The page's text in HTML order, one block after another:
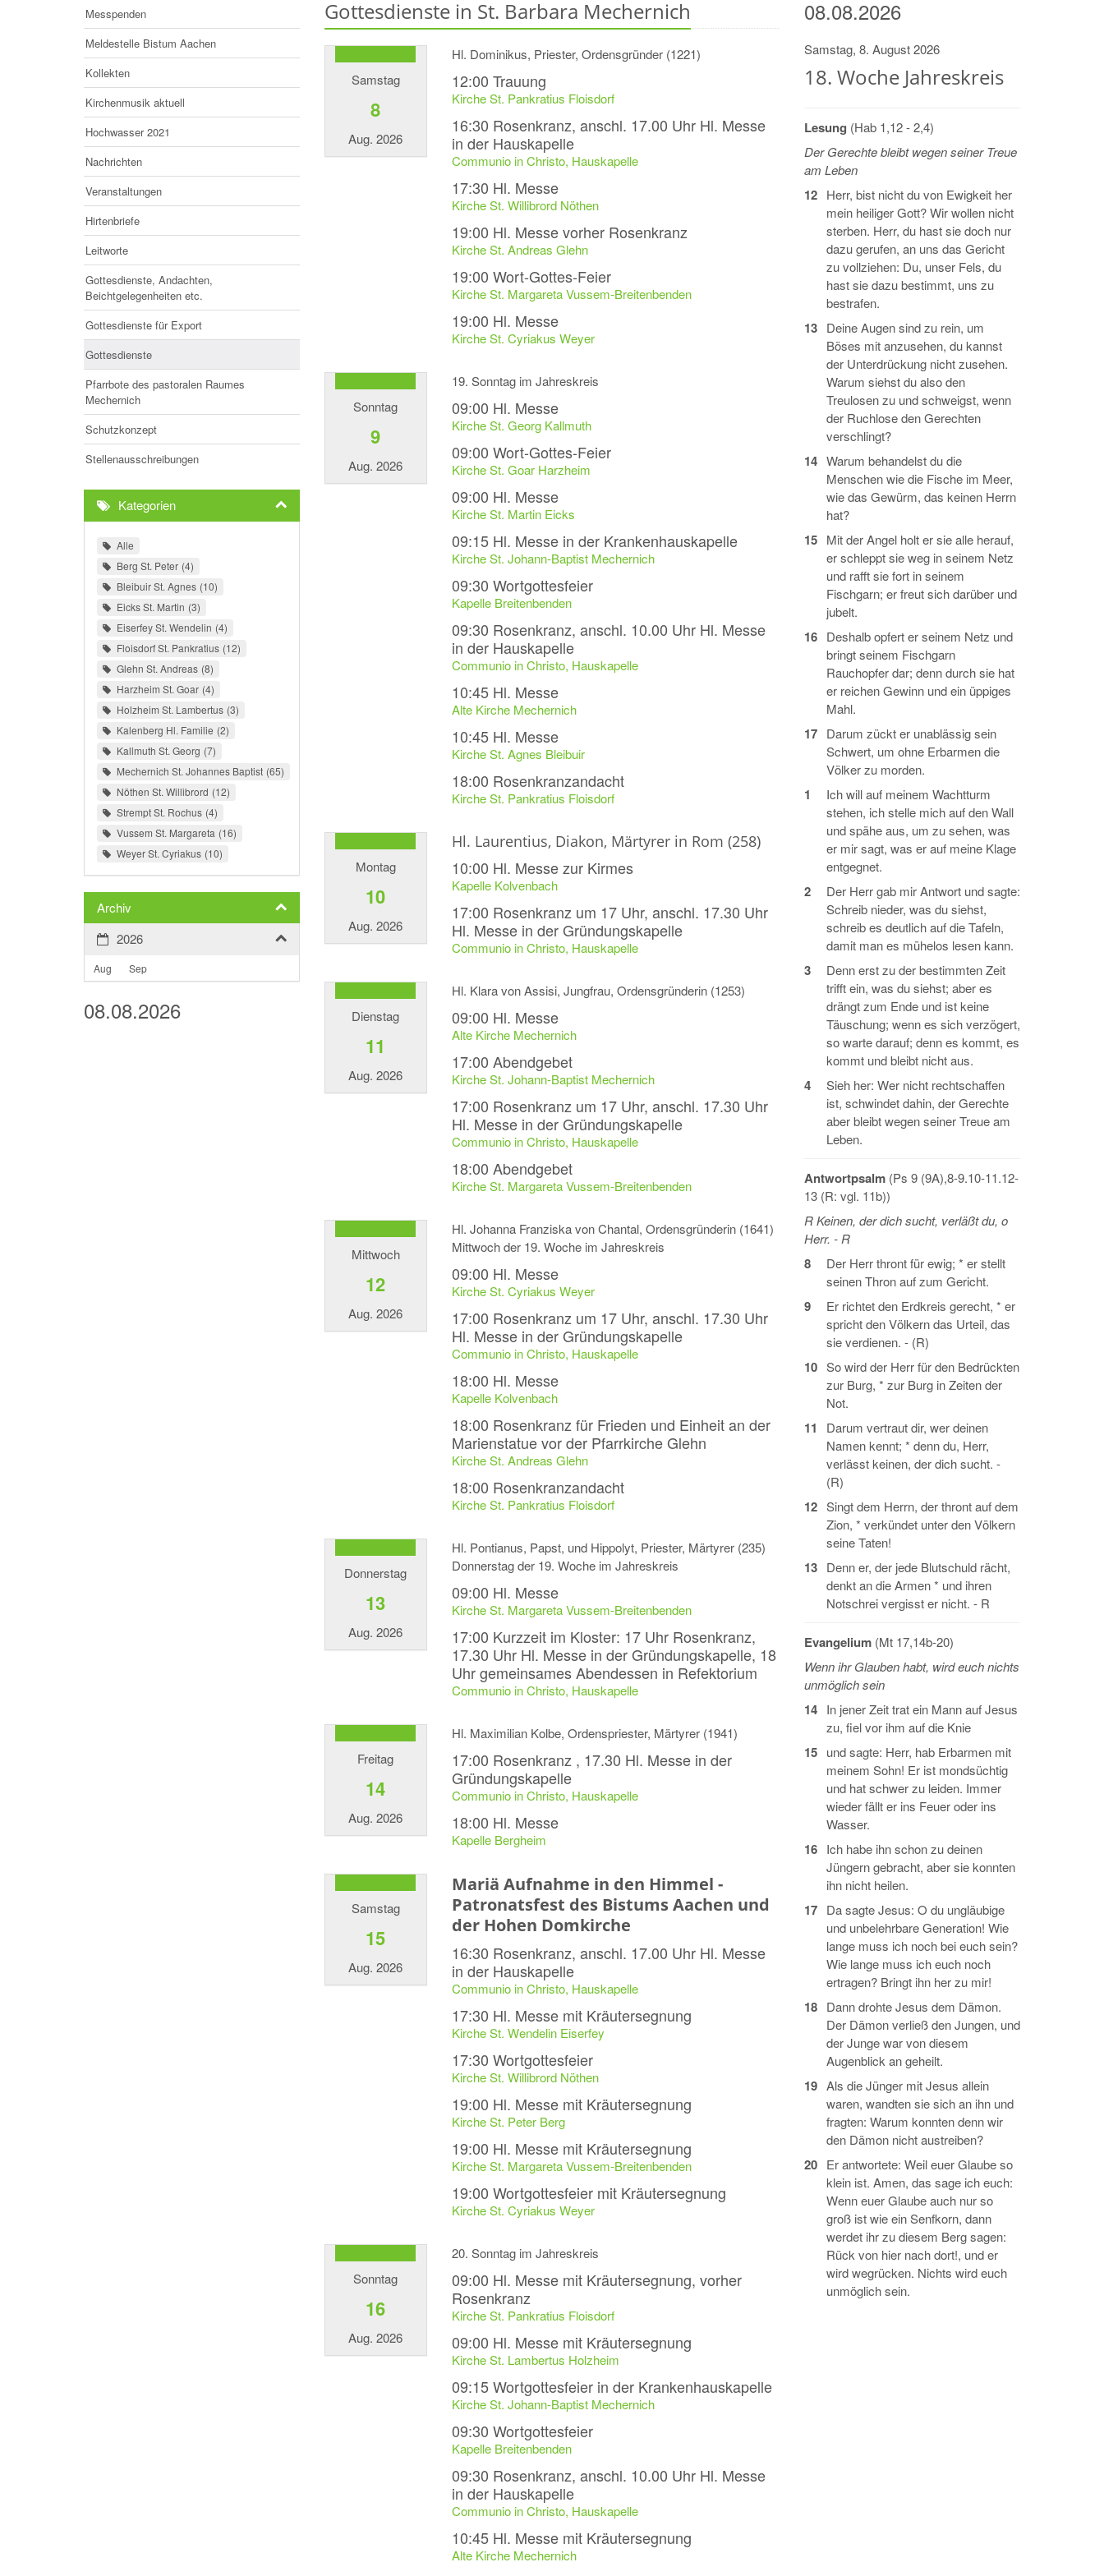
Gottesdienste in St. Barbara Mechernich
Samstag
8
Aug. 2026
Hl. Dominikus, Priester, Ordensgründer (1221)
12:00 Trauung
Kirche St. Pankratius Floisdorf
16:30 Rosenkranz, anschl. 17.00 Uhr Hl. Messe
in der Hauskapelle
Communio in Christo, Hauskapelle
17:30 Hl. Messe
Kirche St. Willibrord Nöthen
19:00 Hl. Messe vorher Rosenkranz
Kirche St. Andreas Glehn
19:00 Wort-Gottes-Feier
Kirche St. Margareta Vussem-Breitenbenden
19:00 Hl. Messe
Kirche St. Cyriakus Weyer
Sonntag
9
Aug. 2026
19. Sonntag im Jahreskreis
09:00 Hl. Messe
Kirche St. Georg Kallmuth
09:00 Wort-Gottes-Feier
Kirche St. Goar Harzheim
09:00 Hl. Messe
Kirche St. Martin Eicks
09:15 Hl. Messe in der Krankenhauskapelle
Kirche St. Johann-Baptist Mechernich
09:30 Wortgottesfeier
Kapelle Breitenbenden
09:30 Rosenkranz, anschl. 10.00 Uhr Hl. Messe
in der Hauskapelle
Communio in Christo, Hauskapelle
10:45 Hl. Messe
Alte Kirche Mechernich
10:45 Hl. Messe
Kirche St. Agnes Bleibuir
18:00 Rosenkranzandacht
Kirche St. Pankratius Floisdorf
Montag
10
Aug. 2026
Hl. Laurentius, Diakon, Märtyrer in Rom (258)
10:00 Hl. Messe zur Kirmes
Kapelle Kolvenbach
17:00 Rosenkranz um 17 Uhr, anschl. 17.30 Uhr
Hl. Messe in der Gründungskapelle
Communio in Christo, Hauskapelle
Dienstag
11
Aug. 2026
Hl. Klara von Assisi, Jungfrau, Ordensgründerin (1253)
09:00 Hl. Messe
Alte Kirche Mechernich
17:00 Abendgebet
Kirche St. Johann-Baptist Mechernich
17:00 Rosenkranz um 17 Uhr, anschl. 17.30 Uhr
Hl. Messe in der Gründungskapelle
Communio in Christo, Hauskapelle
18:00 Abendgebet
Kirche St. Margareta Vussem-Breitenbenden
Mittwoch
12
Aug. 2026
Hl. Johanna Franziska von Chantal, Ordensgründerin (1641)
Mittwoch der 19. Woche im Jahreskreis
09:00 Hl. Messe
Kirche St. Cyriakus Weyer
17:00 Rosenkranz um 17 Uhr, anschl. 17.30 Uhr
Hl. Messe in der Gründungskapelle
Communio in Christo, Hauskapelle
18:00 Hl. Messe
Kapelle Kolvenbach
18:00 Rosenkranz für Frieden und Einheit an der
Marienstatue vor der Pfarrkirche Glehn
Kirche St. Andreas Glehn
18:00 Rosenkranzandacht
Kirche St. Pankratius Floisdorf
Donnerstag
13
Aug. 2026
Hl. Pontianus, Papst, und Hippolyt, Priester, Märtyrer (235)
Donnerstag der 19. Woche im Jahreskreis
09:00 Hl. Messe
Kirche St. Margareta Vussem-Breitenbenden
17:00 Kurzzeit im Kloster: 17 Uhr Rosenkranz,
17.30 Uhr Hl. Messe in der Gründungskapelle, 18
Uhr gemeinsames Abendessen in Refektorium
Communio in Christo, Hauskapelle
Freitag
14
Aug. 2026
Hl. Maximilian Kolbe, Ordenspriester, Märtyrer (1941)
17:00 Rosenkranz , 17.30 Hl. Messe in der
Gründungskapelle
Communio in Christo, Hauskapelle
18:00 Hl. Messe
Kapelle Bergheim
Samstag
15
Aug. 2026
Mariä Aufnahme in den Himmel -
Patronatsfest des Bistums Aachen und
der Hohen Domkirche
16:30 Rosenkranz, anschl. 17.00 Uhr Hl. Messe
in der Hauskapelle
Communio in Christo, Hauskapelle
17:30 Hl. Messe mit Kräutersegnung
Kirche St. Wendelin Eiserfey
17:30 Wortgottesfeier
Kirche St. Willibrord Nöthen
19:00 Hl. Messe mit Kräutersegnung
Kirche St. Peter Berg
19:00 Hl. Messe mit Kräutersegnung
Kirche St. Margareta Vussem-Breitenbenden
19:00 Wortgottesfeier mit Kräutersegnung
Kirche St. Cyriakus Weyer
Sonntag
16
Aug. 2026
20. Sonntag im Jahreskreis
09:00 Hl. Messe mit Kräutersegnung, vorher
Rosenkranz
Kirche St. Pankratius Floisdorf
09:00 Hl. Messe mit Kräutersegnung
Kirche St. Lambertus Holzheim
09:15 Wortgottesfeier in der Krankenhauskapelle
Kirche St. Johann-Baptist Mechernich
09:30 Wortgottesfeier
Kapelle Breitenbenden
09:30 Rosenkranz, anschl. 10.00 Uhr Hl. Messe
in der Hauskapelle
Communio in Christo, Hauskapelle
10:45 Hl. Messe mit Kräutersegnung
Alte Kirche Mechernich
08.08.2026
Samstag, 8. August 2026
18. Woche Jahreskreis
Lesung (Hab 1,12 - 2,4)
Der Gerechte bleibt wegen seiner Treue
am Leben
12 Herr, bist nicht du von Ewigkeit her
mein heiliger Gott? Wir wollen nicht
sterben. Herr, du hast sie doch nur
dazu gerufen, an uns das Gericht
zu vollziehen: Du, unser Fels, du
hast sie dazu bestimmt, uns zu
bestrafen.
13 Deine Augen sind zu rein, um
Böses mit anzusehen, du kannst
der Unterdrückung nicht zusehen.
Warum siehst du also den
Treulosen zu und schweigst, wenn
der Ruchlose den Gerechten
verschlingt?
14 Warum behandelst du die
Menschen wie die Fische im Meer,
wie das Gewürm, das keinen Herrn
hat?
15 Mit der Angel holt er sie alle herauf,
er schleppt sie weg in seinem Netz
und rafft sie fort in seinem
Fischgarn; er freut sich darüber und
jubelt.
16 Deshalb opfert er seinem Netz und
bringt seinem Fischgarn
Rauchopfer dar; denn durch sie hat
er reichen Gewinn und ein üppiges
Mahl.
17 Darum zückt er unablässig sein
Schwert, um ohne Erbarmen die
Völker zu morden.
1
Ich will auf meinem Wachtturm
stehen, ich stelle mich auf den Wall
und spähe aus, um zu sehen, was
er mir sagt, was er auf meine Klage
entgegnet.
2
Der Herr gab mir Antwort und sagte:
Schreib nieder, was du siehst,
schreib es deutlich auf die Tafeln,
damit man es mühelos lesen kann.
3
Denn erst zu der bestimmten Zeit
trifft ein, was du siehst; aber es
drängt zum Ende und ist keine
Täuschung; wenn es sich verzögert,
so warte darauf; denn es kommt, es
kommt und bleibt nicht aus.
4
Sieh her: Wer nicht rechtschaffen
ist, schwindet dahin, der Gerechte
aber bleibt wegen seiner Treue am
Leben.
Antwortpsalm (Ps 9 (9A),8-9.10-11.12-
13 (R: vgl. 11b))
R Keinen, der dich sucht, verläßt du, o
Herr. - R
8
Der Herr thront für ewig; * er stellt
seinen Thron auf zum Gericht.
9
Er richtet den Erdkreis gerecht, * er
spricht den Völkern das Urteil, das
sie verdienen. - (R)
10 So wird der Herr für den Bedrückten
zur Burg, * zur Burg in Zeiten der
Not.
11
Darum vertraut dir, wer deinen
Namen kennt; * denn du, Herr,
verlässt keinen, der dich sucht. -
(R)
12 Singt dem Herrn, der thront auf dem
Zion, * verkündet unter den Völkern
seine Taten!
13 Denn er, der jede Blutschuld rächt,
denkt an die Armen * und ihren
Notschrei vergisst er nicht. - R
Evangelium (Mt 17,14b-20)
Wenn ihr Glauben habt, wird euch nichts
unmöglich sein
14 In jener Zeit trat ein Mann auf Jesus
zu, fiel vor ihm auf die Knie
15 und sagte: Herr, hab Erbarmen mit
meinem Sohn! Er ist mondsüchtig
und hat schwer zu leiden. Immer
wieder fällt er ins Feuer oder ins
Wasser.
16 Ich habe ihn schon zu deinen
Jüngern gebracht, aber sie konnten
ihn nicht heilen.
17 Da sagte Jesus: O du ungläubige
und unbelehrbare Generation! Wie
lange muss ich noch bei euch sein?
Wie lange muss ich euch noch
ertragen? Bringt ihn her zu mir!
18 Dann drohte Jesus dem Dämon.
Der Dämon verließ den Jungen, und
der Junge war von diesem
Augenblick an geheilt.
19 Als die Jünger mit Jesus allein
waren, wandten sie sich an ihn und
fragten: Warum konnten denn wir
den Dämon nicht austreiben?
20 Er antwortete: Weil euer Glaube so
klein ist. Amen, das sage ich euch:
Wenn euer Glaube auch nur so
groß ist wie ein Senfkorn, dann
werdet ihr zu diesem Berg sagen:
Rück von hier nach dort!, und er
wird wegrücken. Nichts wird euch
unmöglich sein.
Messpenden
Meldestelle Bistum Aachen
Kollekten
Kirchenmusik aktuell
Hochwasser 2021
Nachrichten
Veranstaltungen
Hirtenbriefe
Leitworte
Gottesdienste, Andachten,
Beichtgelegenheiten etc.
Gottesdienste für Export
Gottesdienste
Pfarrbote des pastoralen Raumes
Mechernich
Schutzkonzept
Stellenausschreibungen
Kategorien
Alle
Berg St. Peter 4
Bleibuir St. Agnes 10
Eicks St. Martin 3
Eiserfey St. Wendelin 4
Floisdorf St. Pankratius 12
Glehn St. Andreas 8
Harzheim St. Goar 4
Holzheim St. Lambertus 3
Kalenberg Hl. Familie 2
Kallmuth St. Georg 7
Mechernich St. Johannes Baptist 65
Nöthen St. Willibrord 12
Strempt St. Rochus 4
Vussem St. Margareta 16
Weyer St. Cyriakus 10
Archiv
2026
Aug Sep
08.08.2026